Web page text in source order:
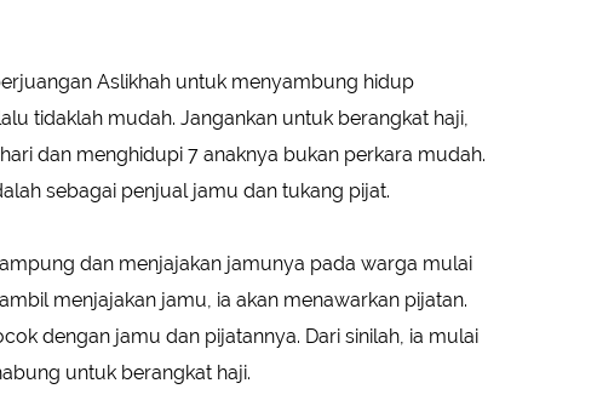
Aslikhah untuk menyambung hidup
tidaklah mudah. Jangankan untuk berangkat haji,
dan menghidupi 7 anaknya bukan perkara mudah.
sebagai penjual jamu dan tukang pijat.
dan menjajakan jamunya pada warga mulai
menjajakan jamu, ia akan menawarkan pijatan.
dengan jamu dan pijatannya. Dari sinilah, ia mulai
untuk berangkat haji.